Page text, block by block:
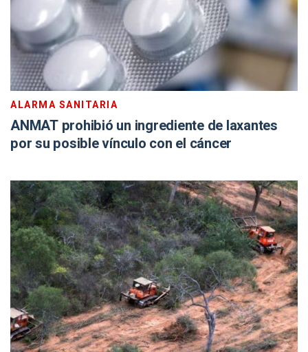
ALARMA SANITARIA
ANMAT prohibió un ingrediente de laxantes
por su posible vínculo con el cáncer